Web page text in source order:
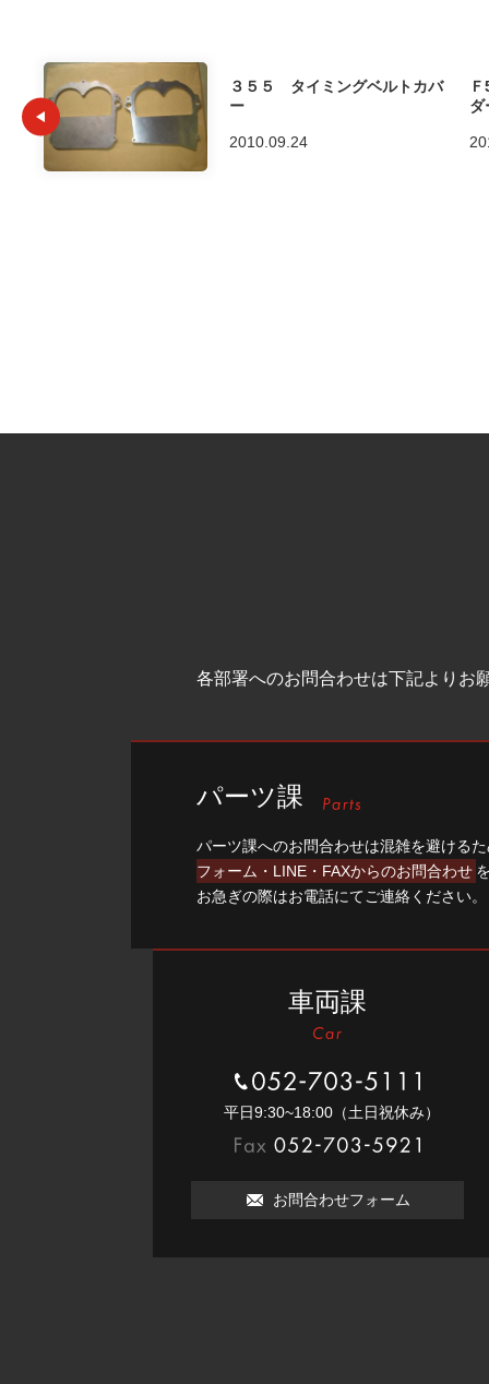
３５５ タイミングベルトカバ
ー
2010.09.24
ダ
各部署へのお問合わせは下記よりお
パーツ課
パーツ課へのお問合わせは混雑を避ける
フォーム・LINE・FAXからのお問合わせ
お急ぎの際はお電話にてご連絡ください。
車両課
052-703-5111
平⽇9:30~18:00（⼟⽇祝休み）
お問合わせフォーム